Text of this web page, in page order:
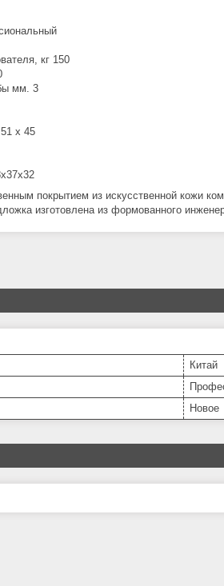
кг 150
мм. 3
х 45
покрытием из искусственной кожи
изготовлена из формованного
Китай
Новое